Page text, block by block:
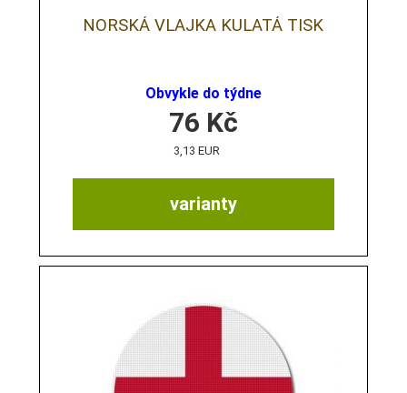
NORSKÁ VLAJKA KULATÁ TISK
Obvykle do týdne
varianty
76 Kč
3,13 EUR